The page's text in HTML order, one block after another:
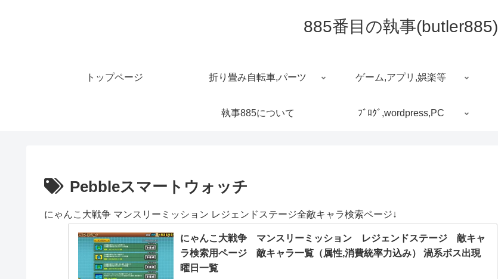
885番目の執事(butler885)
トップページ 折り畳み自転車,パーツ ゲーム,アプリ,娯楽等
執事885について ﾌﾞﾛｸﾞ,wordpress,PC
Pebbleスマートウォッチ
にゃんこ大戦争 マンスリーミッション レジェンドステージ全敵キャラ検索ページ↓
にゃんこ大戦争 マンスリーミッション レジェンドステージ 敵キャ
ラ検索用ページ 敵キャラ一覧（属性,消費統率力込み） 渦系ボス出現
曜日一覧